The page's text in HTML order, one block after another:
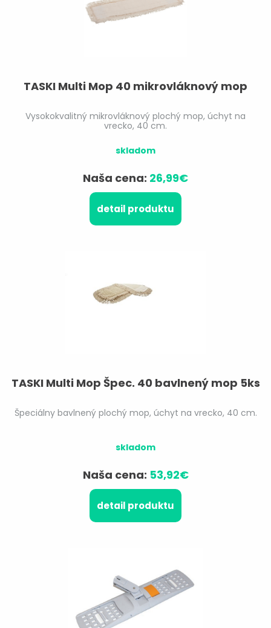
TASKI Multi Mop 40 mikrovláknový mop
Vysokokvalitný mikrovláknový plochý mop, úchyt na
vrecko, 40 cm.
skladom
Naša cena: 26,99€
detail produktu
TASKI Multi Mop Špec. 40 bavlnený mop 5ks
Špeciálny bavlnený plochý mop, úchyt na vrecko, 40 cm.
skladom
Naša cena: 53,92€
detail produktu